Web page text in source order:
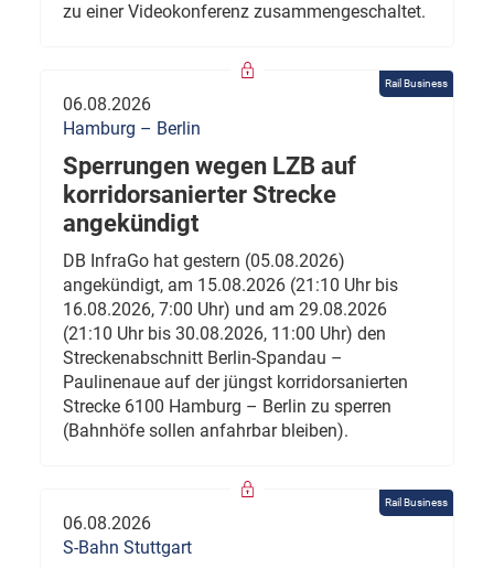
zu einer Videokonferenz zusammengeschaltet.
Rail Business
06.08.2026
Hamburg – Berlin
Sperrungen wegen LZB auf
korridorsanierter Strecke
angekündigt
DB InfraGo hat gestern (05.08.2026)
angekündigt, am 15.08.2026 (21:10 Uhr bis
16.08.2026, 7:00 Uhr) und am 29.08.2026
(21:10 Uhr bis 30.08.2026, 11:00 Uhr) den
Streckenabschnitt Berlin-Spandau –
Paulinenaue auf der jüngst korridorsanierten
Strecke 6100 Hamburg – Berlin zu sperren
(Bahnhöfe sollen anfahrbar bleiben).
Rail Business
06.08.2026
S-Bahn Stuttgart